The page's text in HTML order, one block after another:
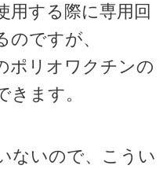
用する際に専用回
ですが、
ポリオワクチンの
ます。
ないので、こうい